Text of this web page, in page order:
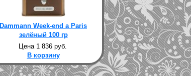
Dammann Week-end а Paris
зелёный 100 гр
Цена 1 836 руб.
В корзину